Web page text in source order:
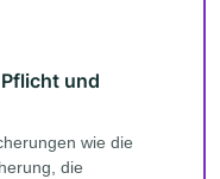
und
wie die
die